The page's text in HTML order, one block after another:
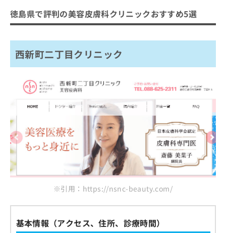
徳島県で評判の美容皮膚科クリニックおすすめ5選
西新町二丁目クリニック
※引用：https://nsnc-beauty.com/
基本情報（アクセス、住所、診療時間）